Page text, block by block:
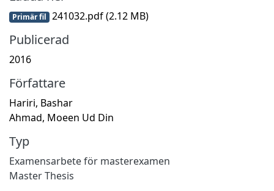
Primär fil 241032.pdf(2.12 MB)
Publicerad
2016
Författare
Hariri, Bashar
Ahmad, Moeen Ud Din
Typ
Examensarbete för masterexamen
Master Thesis